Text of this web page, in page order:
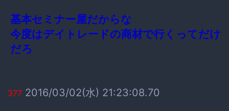
基本セミナー屋だからな
今度はデイトレードの商材で行くってだけ
だろ
377 2016/03/02(水) 21:23:08.70